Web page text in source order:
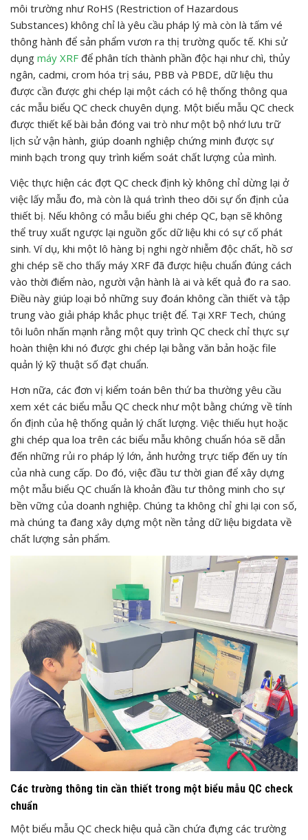
môi trường như RoHS (Restriction of Hazardous
Substances) không chỉ là yêu cầu pháp lý mà còn là tấm vé
thông hành để sản phẩm vươn ra thị trường quốc tế. Khi sử
dụng máy XRF để phân tích thành phần độc hại như chì, thủy
ngân, cadmi, crom hóa trị sáu, PBB và PBDE, dữ liệu thu
được cần được ghi chép lại một cách có hệ thống thông qua
các mẫu biểu QC check chuyên dụng. Một biểu mẫu QC check
được thiết kế bài bản đóng vai trò như một bộ nhớ lưu trữ
lịch sử vận hành, giúp doanh nghiệp chứng minh được sự
minh bạch trong quy trình kiểm soát chất lượng của mình.
Việc thực hiện các đợt QC check định kỳ không chỉ dừng lại ở
việc lấy mẫu đo, mà còn là quá trình theo dõi sự ổn định của
thiết bị. Nếu không có mẫu biểu ghi chép QC, bạn sẽ không
thể truy xuất ngược lại nguồn gốc dữ liệu khi có sự cố phát
sinh. Ví dụ, khi một lô hàng bị nghi ngờ nhiễm độc chất, hồ sơ
ghi chép sẽ cho thấy máy XRF đã được hiệu chuẩn đúng cách
vào thời điểm nào, người vận hành là ai và kết quả đo ra sao.
Điều này giúp loại bỏ những suy đoán không cần thiết và tập
trung vào giải pháp khắc phục triệt để. Tại XRF Tech, chúng
tôi luôn nhấn mạnh rằng một quy trình QC check chỉ thực sự
hoàn thiện khi nó được ghi chép lại bằng văn bản hoặc file
quản lý kỹ thuật số đạt chuẩn.
Hơn nữa, các đơn vị kiểm toán bên thứ ba thường yêu cầu
xem xét các biểu mẫu QC check như một bằng chứng về tính
ổn định của hệ thống quản lý chất lượng. Việc thiếu hụt hoặc
ghi chép qua loa trên các biểu mẫu không chuẩn hóa sẽ dẫn
đến những rủi ro pháp lý lớn, ảnh hưởng trực tiếp đến uy tín
của nhà cung cấp. Do đó, việc đầu tư thời gian để xây dựng
một mẫu biểu QC chuẩn là khoản đầu tư thông minh cho sự
bền vững của doanh nghiệp. Chúng ta không chỉ ghi lại con số,
mà chúng ta đang xây dựng một nền tảng dữ liệu bigdata về
chất lượng sản phẩm.
Các trường thông tin cần thiết trong một biểu mẫu QC check
chuẩn
Một biểu mẫu QC check hiệu quả cần chứa đựng các trường